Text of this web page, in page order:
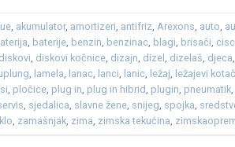
akumulator, amortizeri antifriz Arexons auto
baterije benzin benzinac blagi brisači
diskovi diskovi kočnice dizajn dizel dizelaš djeca
lamela lanac lanci lanic ležaj ležajevi
pločice plug in plug in hibrid plugin pneumatik
sjedalica slavne žene snijeg spojka
zamašnjak zima zimska tekućina